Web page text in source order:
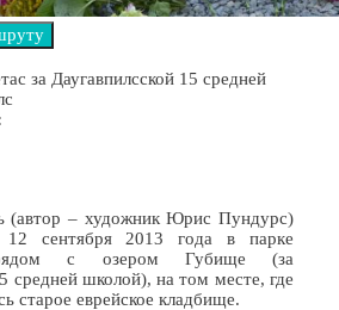
за Даугавпилсской 15 средней
(автор – художник Юрис Пундурс)
12 сентября 2013 года в парке
рядом с озером Губище (за
средней школой), на том месте, где
старое еврейское кладбище.